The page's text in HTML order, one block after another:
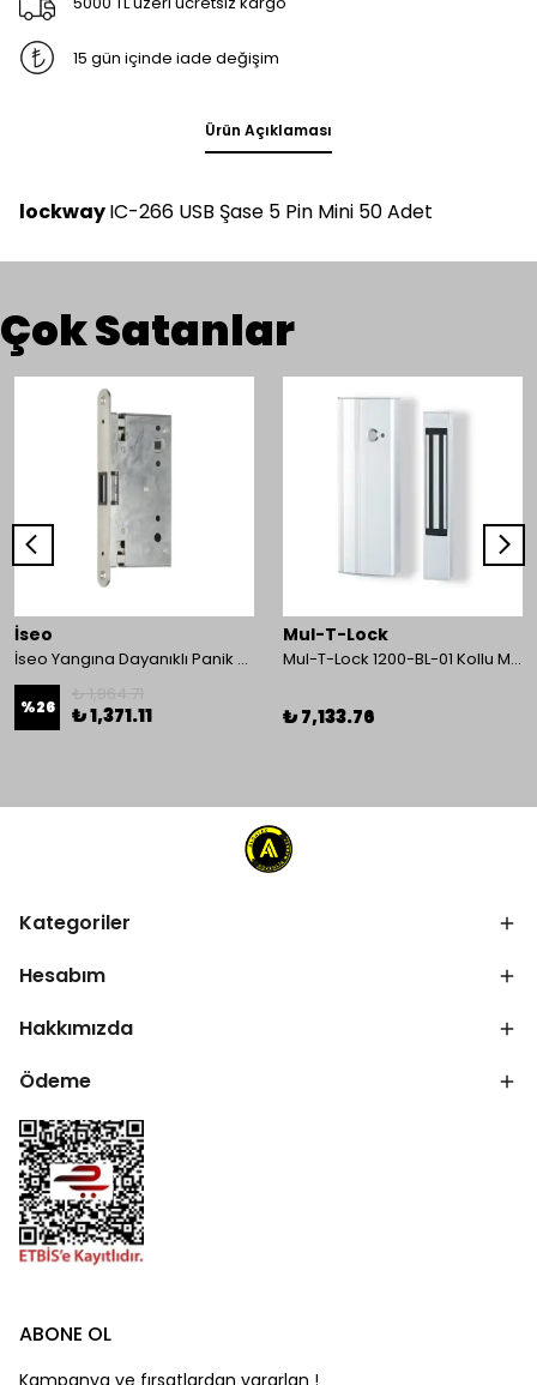
15 gün içinde iade değişim
Ürün Açıklaması
lockwayIC-266 USB Şase 5 Pin Mini 50 Adet
Çok Satanlar
İseo
İseo Yangına Dayanıklı Panik Fonksiyonlu Pasif Kanat İçin Gömme Kilit
%26 ₺ 1,371.11
Mul-T-Lock
Mul-T-Lock 1200-BL-01 Kollu Manyetik Kilit 272 kg 600 Lbs
₺ 7,133.76
Kategoriler
Hesabım
Hakkımızda
Ödeme
ABONE OL